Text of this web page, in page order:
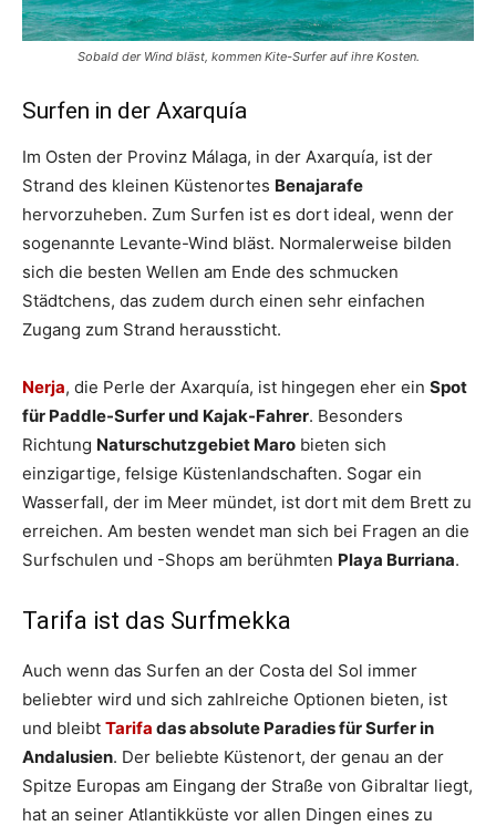
Sobald der Wind bläst, kommen Kite-Surfer auf ihre Kosten.
Surfen in der Axarquía
Im Osten der Provinz Málaga, in der Axarquía, ist der
Strand des kleinen Küstenortes Benajarafe
hervorzuheben. Zum Surfen ist es dort ideal, wenn der
sogenannte Levante-Wind bläst. Normalerweise bilden
sich die besten Wellen am Ende des schmucken
Städtchens, das zudem durch einen sehr einfachen
Zugang zum Strand heraussticht.
Nerja, die Perle der Axarquía, ist hingegen eher ein Spot
für Paddle-Surfer und Kajak-Fahrer. Besonders
Richtung Naturschutzgebiet Maro bieten sich
einzigartige, felsige Küstenlandschaften. Sogar ein
Wasserfall, der im Meer mündet, ist dort mit dem Brett zu
erreichen. Am besten wendet man sich bei Fragen an die
Surfschulen und -Shops am berühmten Playa Burriana.
Tarifa ist das Surfmekka
Auch wenn das Surfen an der Costa del Sol immer
beliebter wird und sich zahlreiche Optionen bieten, ist
und bleibt Tarifa das absolute Paradies für Surfer in
Andalusien. Der beliebte Küstenort, der genau an der
Spitze Europas am Eingang der Straße von Gibraltar liegt,
hat an seiner Atlantikküste vor allen Dingen eines zu